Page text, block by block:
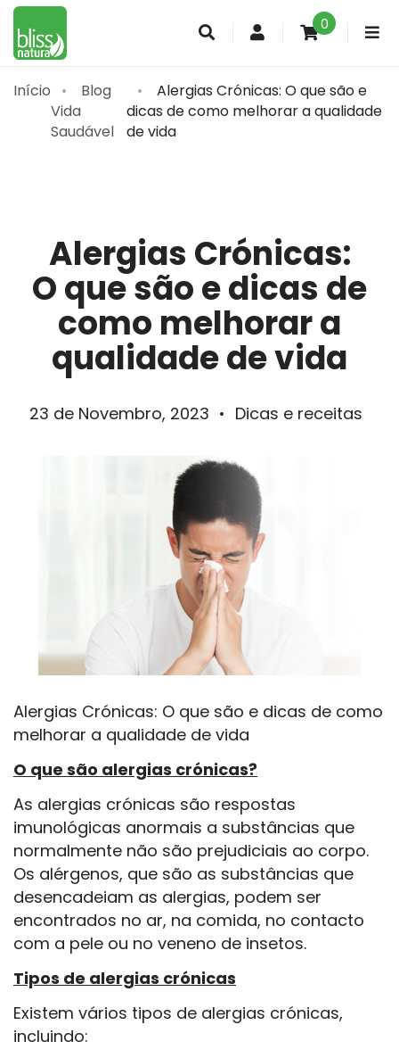
Conta 0
Início
Blog
Vida
Saudável
Alergias Crónicas: O que são e
dicas de como melhorar a qualidade
de vida
Alergias Crónicas:
O que são e dicas de
como melhorar a
qualidade de vida
23 de Novembro, 2023 • Dicas e receitas
Alergias Crónicas: O que são e dicas de como
melhorar a qualidade de vida
O que são alergias crónicas?
As alergias crónicas são respostas
imunológicas anormais a substâncias que
normalmente não são prejudiciais ao corpo.
Os alérgenos, que são as substâncias que
desencadeiam as alergias, podem ser
encontrados no ar, na comida, no contacto
com a pele ou no veneno de insetos.
Tipos de alergias crónicas
Existem vários tipos de alergias crónicas,
incluindo: